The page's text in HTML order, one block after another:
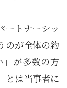
ートナーシッ
のが全体の約
」が多数の方
とは当事者に